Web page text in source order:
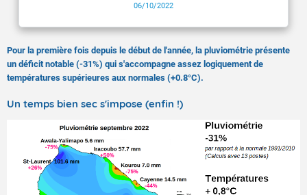
06/10/2022
Pour la première fois depuis le début de l'année, la pluviométrie présente
un déficit notable (-31%) qui s'accompagne assez logiquement de
températures supérieures aux normales (+0.8°C).
Un temps bien sec s'impose (enfin !)